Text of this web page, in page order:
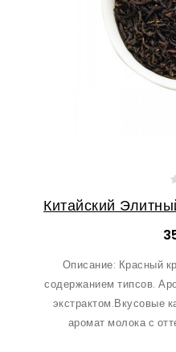
Китайский
Описание: Красный
содержанием типсов.
экстрактом.Вкусовые
аромат молока с